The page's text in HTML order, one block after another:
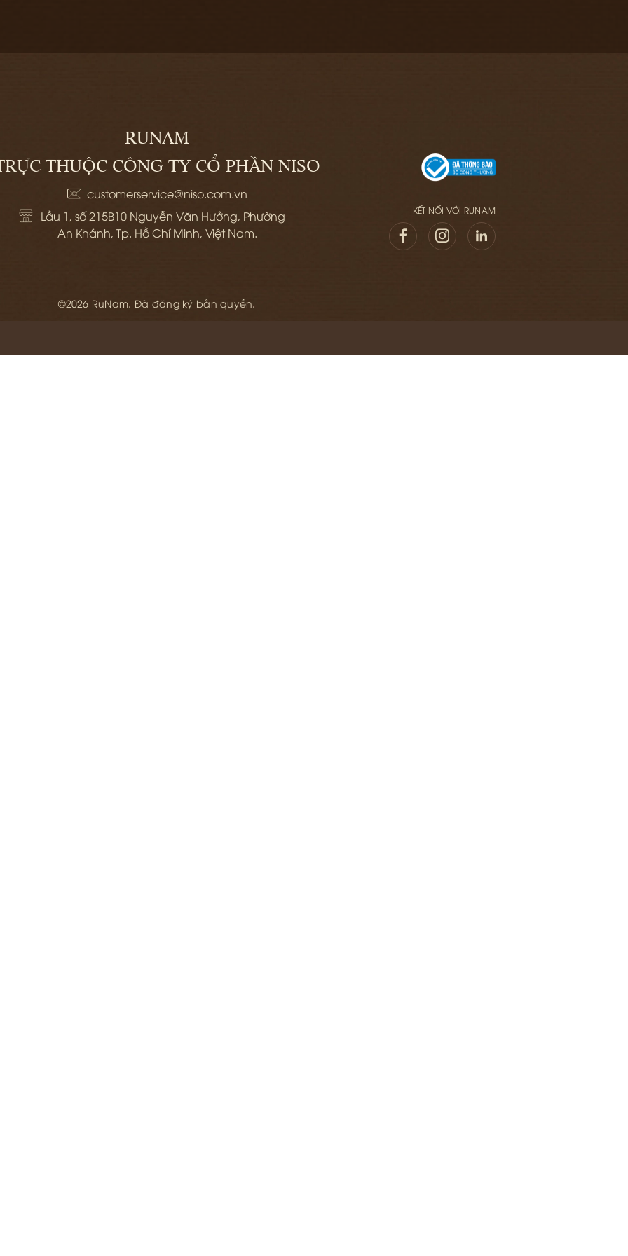
RUNAM
THUỘC CÔNG TY CỔ PHẦN NISO
customerservice@niso.com.vn
Lầu 1, số 215B10 Nguyễn Văn Hưởng, Phường
An Khánh, Tp. Hồ Chí Minh, Việt Nam.
KẾT NỐI VỚI RUNAM
©2026 RuNam. Đã đăng ký bản quyền.